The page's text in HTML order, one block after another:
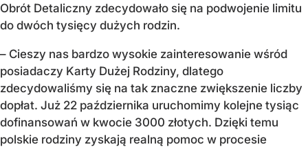
Obrót Detaliczny zdecydowało się na podwojenie limitu
do dwóch tysięcy dużych rodzin.
– Cieszy nas bardzo wysokie zainteresowanie wśród
posiadaczy Karty Dużej Rodziny, dlatego
zdecydowaliśmy się na tak znaczne zwiększenie liczby
dopłat. Już 22 października uruchomimy kolejne tysiąc
dofinansowań w kwocie 3000 złotych. Dzięki temu
polskie rodziny zyskają realną pomoc w procesie